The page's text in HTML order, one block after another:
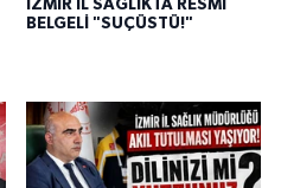
İZMİR İL SAĞLIKTA RESMİ
BELGELİ "SUÇÜSTÜ!"